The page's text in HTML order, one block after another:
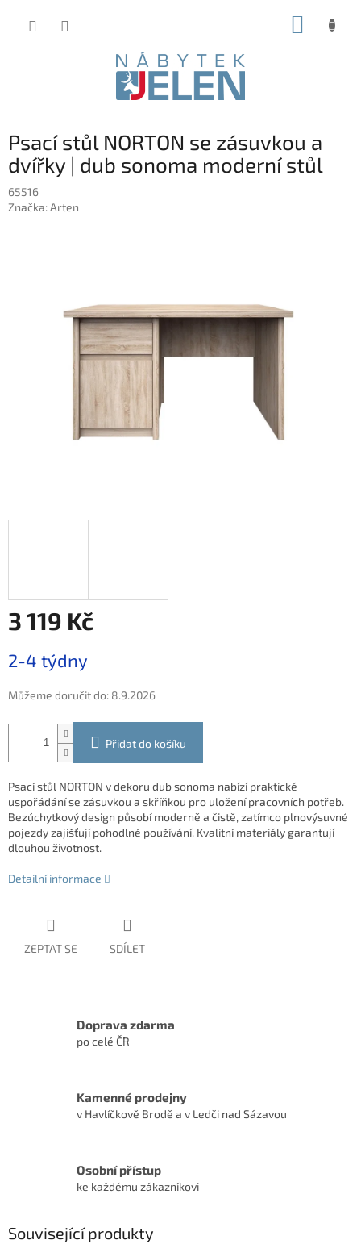
Psací stůl NORTON se zásuvkou a
dvířky | dub sonoma moderní stůl
65516
Značka:Arten
3 119 Kč
cena:
2-4 týdny
Můžeme doručit do: 8.9.2026
Přidat do košíku
Psací stůl NORTON v dekoru dub sonoma nabízí praktické
uspořádání se zásuvkou a skříňkou pro uložení pracovních potřeb.
Bezúchytkový design působí moderně a čistě, zatímco plnovýsuvné
pojezdy zajišťují pohodlné používání. Kvalitní materiály garantují
dlouhou životnost.
Detailní informace
ZEPTAT SE SDÍLET
Doprava zdarma
po celé ČR
Kamenné prodejny
v Havlíčkově Brodě a v Ledči nad Sázavou
Osobní přístup
ke každému zákazníkovi
Související produkty